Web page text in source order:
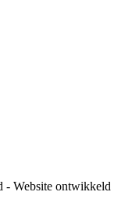
- Website ontwikkeld